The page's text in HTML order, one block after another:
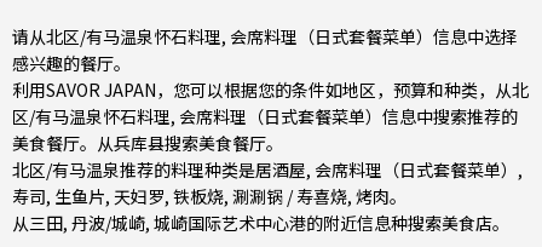
请从北区/有马温泉怀石料理, 会席料理（日式套餐菜单）信息中选择
感兴趣的餐厅。
利用SAVOR JAPAN，您可以根据您的条件如地区，预算和种类，从北
区/有马温泉怀石料理, 会席料理（日式套餐菜单）信息中搜索推荐的
美食餐厅。从兵库县搜索美食餐厅。
北区/有马温泉推荐的料理种类是居酒屋, 会席料理（日式套餐菜单） ,
寿司, 生鱼片, 天妇罗, 铁板烧, 涮涮锅 / 寿喜烧, 烤肉。
从三田, 丹波/城崎, 城崎国际艺术中心港的附近信息种搜索美食店。